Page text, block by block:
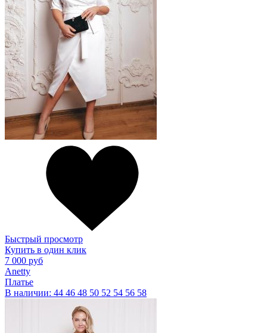
Быстрый просмотр
Купить в один клик
7 000 руб
Anetty
Платье
В наличии: 44 46 48 50 52 54 56 58